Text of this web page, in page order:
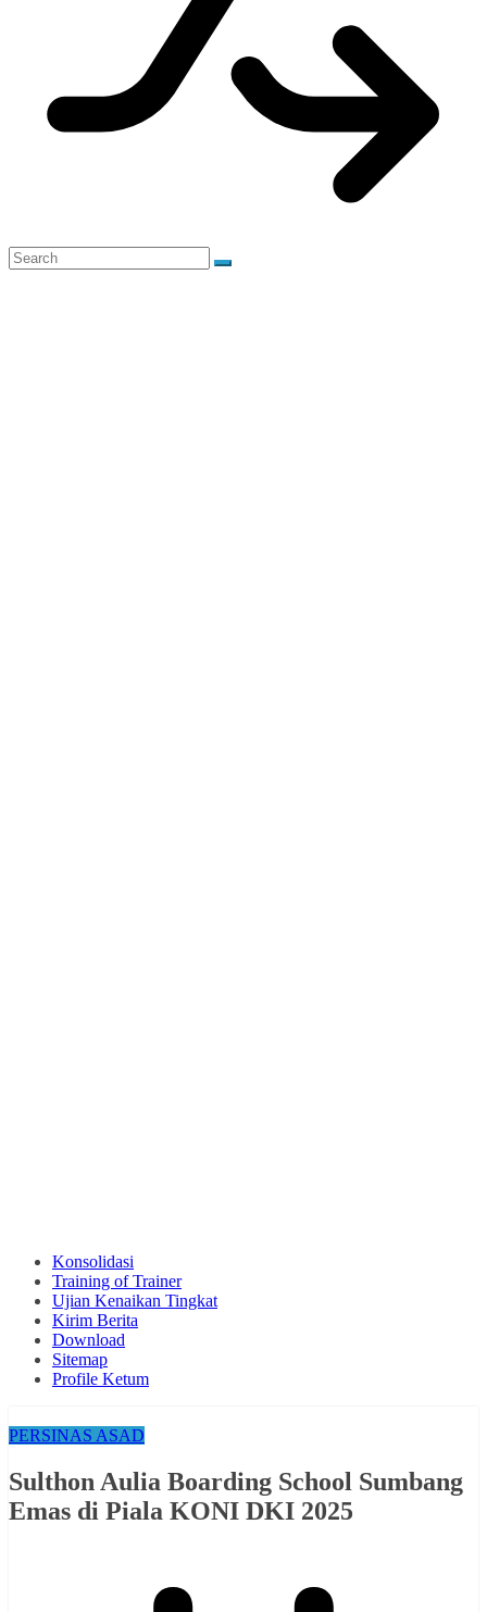
Konsolidasi
Training of Trainer
Ujian Kenaikan Tingkat
Kirim Berita
Download
Sitemap
Profile Ketum
PERSINAS ASAD
Sulthon Aulia Boarding School Sumbang
Emas di Piala KONI DKI 2025